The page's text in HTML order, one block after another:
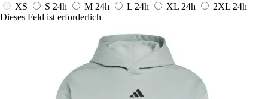
XS
S 24h M 24h L 24h XL 24h 2XL 24h
Dieses Feld ist erforderlich